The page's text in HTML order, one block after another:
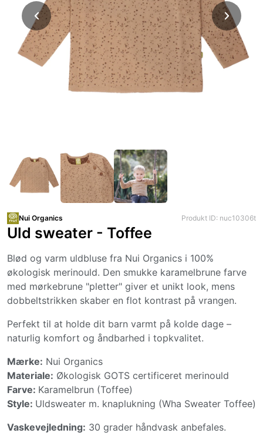
Nui Organics Produkt ID: nuc10306t
Uld sweater - Toffee
Blød og varm uldbluse fra Nui Organics i 100%
økologisk merinould. Den smukke karamelbrune farve
med mørkebrune "pletter" giver et unikt look, mens
dobbeltstrikken skaber en flot kontrast på vrangen.
Perfekt til at holde dit barn varmt på kolde dage –
naturlig komfort og åndbarhed i topkvalitet.
Mærke: Nui Organics
Materiale: Økologisk GOTS certificeret merinould
Farve: Karamelbrun (Toffee)
Style: Uldsweater m. knaplukning (Wha Sweater Toffee)
Vaskevejledning: 30 grader håndvask anbefales.